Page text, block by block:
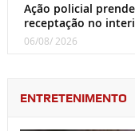
Ação policial
receptação no
06/08/ 2026
ENTRETENIMENTO